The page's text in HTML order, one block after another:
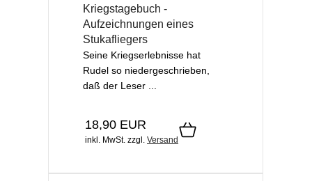
Kriegstagebuch -
Aufzeichnungen eines
Stukafliegers
Seine Kriegserlebnisse hat
Rudel so niedergeschrieben,
daß der Leser ...
18,90 EUR
inkl. MwSt. zzgl. Versand